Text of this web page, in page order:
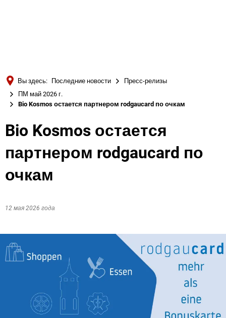
Български
Вы здесь: Последние новости
Пресс-релизы
ПМ май 2026 г.
Bio Kosmos остается партнером rodgaucard по очкам
Bio Kosmos остается
партнером rodgaucard по
очкам
12 мая 2026 года